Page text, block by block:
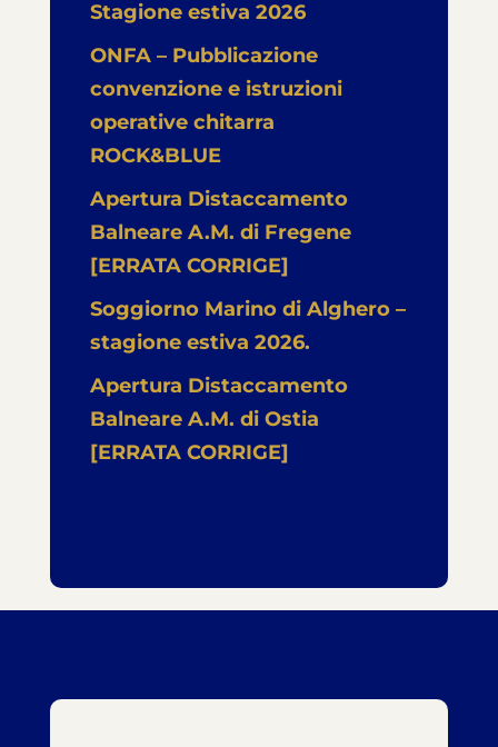
Stagione estiva 2026
ONFA – Pubblicazione
convenzione e istruzioni
operative chitarra
ROCK&BLUE
Apertura Distaccamento
Balneare A.M. di Fregene
[ERRATA CORRIGE]
Soggiorno Marino di Alghero –
stagione estiva 2026.
Apertura Distaccamento
Balneare A.M. di Ostia
[ERRATA CORRIGE]